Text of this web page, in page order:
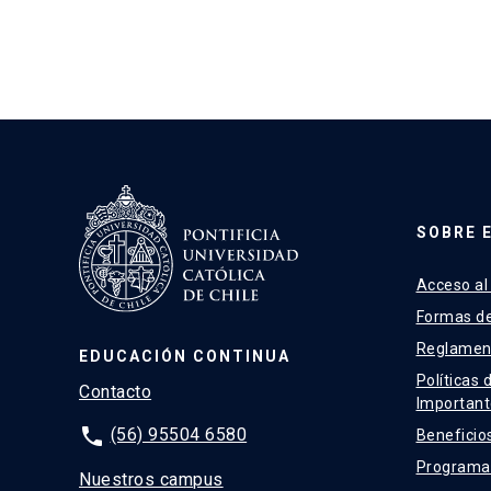
Otros
EDUCACIÓN CONTINUA
Contacto
phone (56) 95504 6580
Nuestros campus
SOBRE
Acceso
Formas
Políticas